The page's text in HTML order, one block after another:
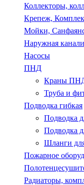
Коллекторы,
Крепеж,
Мойки,
Наружная
Насосы
ПНД
Краны
Труба и
Подводка гибкая
Подводка
Подводка
Шланги для
Пожарное
Радиаторы,